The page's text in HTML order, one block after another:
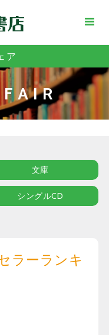
ア
文庫
シングルCD
ラーランキ